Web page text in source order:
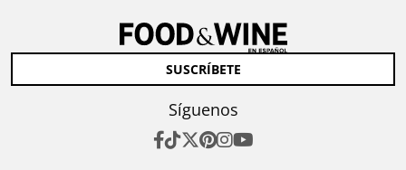
SUSCRÍBETE
Síguenos